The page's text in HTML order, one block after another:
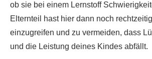
ob sie bei einem Lernstoff
Elternteil hast hier dann noch
einzugreifen und zu vermeiden, dass
und die Leistung deines Kindes abfällt.